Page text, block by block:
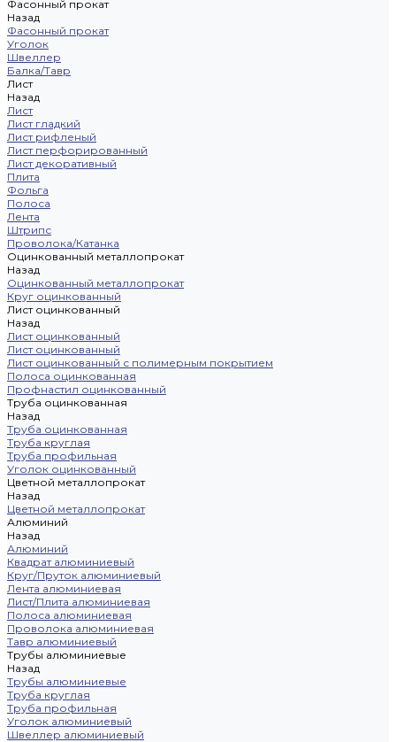
Фасонный прокат
Назад
Фасонный прокат
Уголок
Швеллер
Балка/Тавр
Лист
Назад
Лист
Лист гладкий
Лист рифленый
Лист перфорированный
Лист декоративный
Плита
Фольга
Полоса
Лента
Штрипс
Проволока/Катанка
Оцинкованный металлопрокат
Назад
Оцинкованный металлопрокат
Круг оцинкованный
Лист оцинкованный
Назад
Лист оцинкованный
Лист оцинкованный
Лист оцинкованный с полимерным покрытием
Полоса оцинкованная
Профнастил оцинкованный
Труба оцинкованная
Назад
Труба оцинкованная
Труба круглая
Труба профильная
Уголок оцинкованный
Цветной металлопрокат
Назад
Цветной металлопрокат
Алюминий
Назад
Алюминий
Квадрат алюминиевый
Круг/Пруток алюминиевый
Лента алюминиевая
Лист/Плита алюминиевая
Полоса алюминиевая
Проволока алюминиевая
Тавр алюминиевый
Трубы алюминиевые
Назад
Трубы алюминиевые
Труба круглая
Труба профильная
Уголок алюминиевый
Швеллер алюминиевый